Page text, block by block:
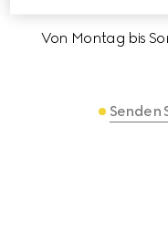
Von Montag bis
Senden